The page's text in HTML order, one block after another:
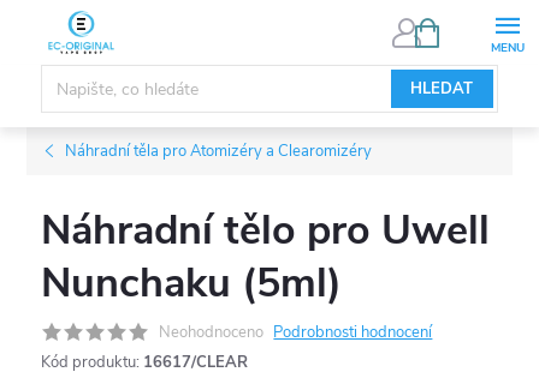
obsah
HLEDAT
NÁKUPNÍ
Náhradní těla pro Atomizéry a Clearomizéry
Náhradní tělo pro Uwell
Nunchaku (5ml)
Neohodnoceno Podrobnosti hodnocení
Kód produktu: 16617/CLEAR